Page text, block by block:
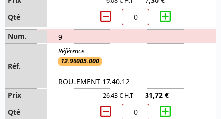
9
12.96005.000
ROULEMENT 17.40.12
26,43 € H.T 31,72 €